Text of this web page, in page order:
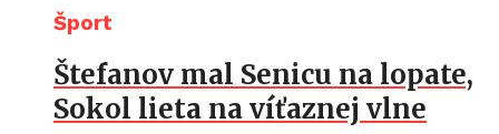
Šport
Štefanov mal Senicu na lopate,
Sokol lieta na víťaznej vlne